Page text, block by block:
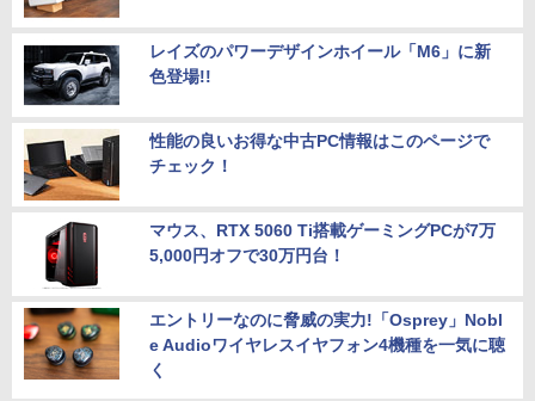
レイズのパワーデザインホイール「M6」に新
色登場!!
性能の良いお得な中古PC情報はこのページで
チェック！
マウス、RTX 5060 Ti搭載ゲーミングPCが7万
5,000円オフで30万円台！
エントリーなのに脅威の実力!「Osprey」Nobl
e Audioワイヤレスイヤフォン4機種を一気に聴
く